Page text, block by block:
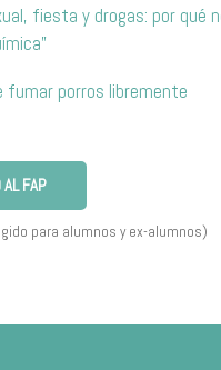
fiesta y drogas: por qué
fumar porros libremente
AL FAP
para alumnos y ex-alumnos)